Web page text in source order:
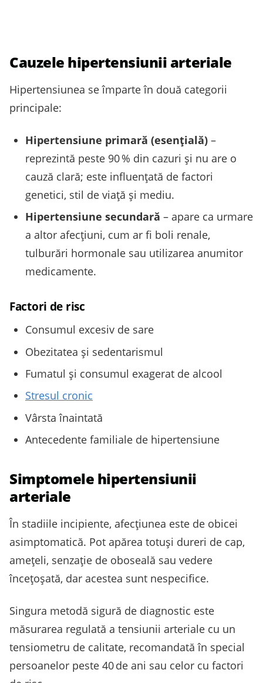
Cauzele hipertensiunii arteriale
Hipertensiunea se împarte în două categorii
principale:
Hipertensiune primară (esențială) –
reprezintă peste 90 % din cazuri și nu are o
cauză clară; este influențată de factori
genetici, stil de viață și mediu.
Hipertensiune secundară – apare ca urmare
a altor afecțiuni, cum ar fi boli renale,
tulburări hormonale sau utilizarea anumitor
medicamente.
Factori de risc
Consumul excesiv de sare
Obezitatea și sedentarismul
Fumatul și consumul exagerat de alcool
Stresul cronic
Vârsta înaintată
Antecedente familiale de hipertensiune
Simptomele hipertensiunii
arteriale
În stadiile incipiente, afecțiunea este de obicei
asimptomatică. Pot apărea totuși dureri de cap,
amețeli, senzație de oboseală sau vedere
încețoșată, dar acestea sunt nespecifice.
Singura metodă sigură de diagnostic este
măsurarea regulată a tensiunii arteriale cu un
tensiometru de calitate, recomandată în special
persoanelor peste 40 de ani sau celor cu factori